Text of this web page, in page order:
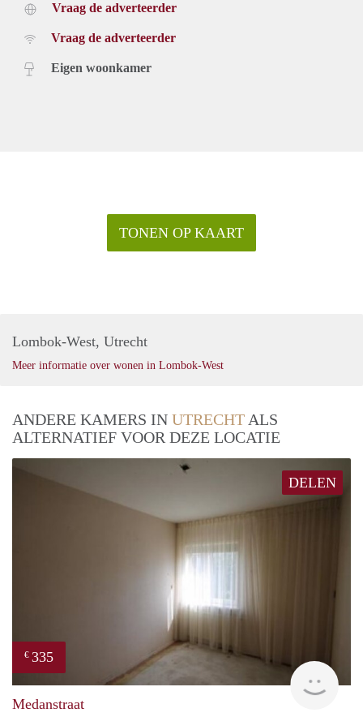
Vraag de adverteerder
Vraag de adverteerder
Eigen woonkamer
TONEN OP KAART
Lombok-West, Utrecht
Meer informatie over wonen in Lombok-West
ANDERE KAMERS IN UTRECHT ALS
ALTERNATIEF VOOR DEZE LOCATIE
DELEN
€ 335
Medanstraat